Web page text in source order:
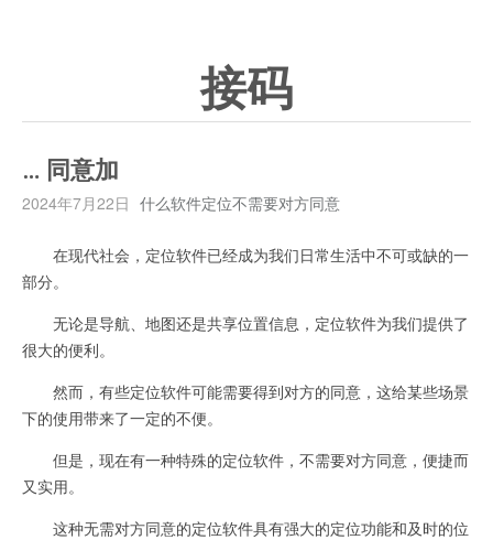
接码
… 同意加
2024年7月22日 什么软件定位不需要对方同意
在现代社会，定位软件已经成为我们日常生活中不可或缺的一
部分。
无论是导航、地图还是共享位置信息，定位软件为我们提供了
很大的便利。
然而，有些定位软件可能需要得到对方的同意，这给某些场景
下的使用带来了一定的不便。
但是，现在有一种特殊的定位软件，不需要对方同意，便捷而
又实用。
这种无需对方同意的定位软件具有强大的定位功能和及时的位